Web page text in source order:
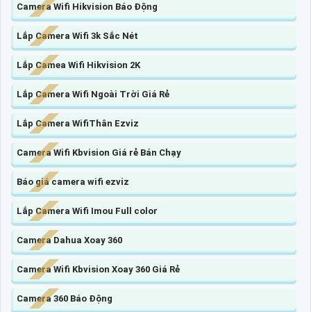
Camera Wifi Hikvision Báo Động
Lắp Camera Wifi 3k Sắc Nét
Lắp Camea Wifi Hikvision 2K
Lắp Camera Wifi Ngoài Trời Giá Rẻ
Lắp Camera WifiThân Ezviz
Camera Wifi Kbvision Giá rẻ Bán Chạy
Báo giá camera wifi ezviz
Lắp Camera Wifi Imou Full color
Camera Dahua Xoay 360
Camera Wifi Kbvision Xoay 360 Giá Rẻ
Camera 360 Báo Động